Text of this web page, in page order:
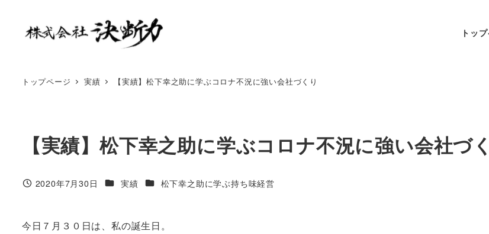
トッ
トップページ 実績 【実績】松下幸之助に学ぶコロナ不況に強い会社づくり
【実績】松下幸之助に学ぶコロナ不況に強い会社づ
2020年7月30日 実績 松下幸之助に学ぶ持ち味経営
今日７月３０日は、私の誕生日。